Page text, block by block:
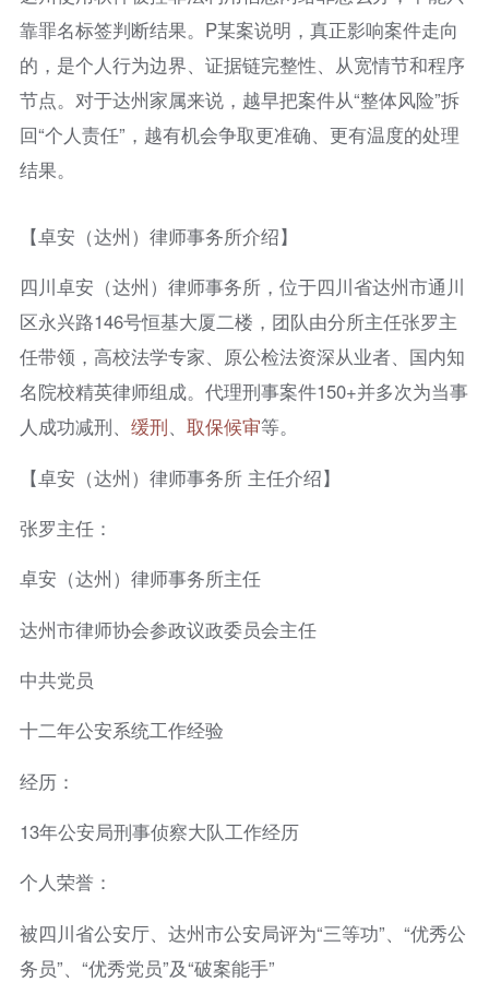
靠罪名标签判断结果。P某案说明，真正影响案件走向
的，是个人行为边界、证据链完整性、从宽情节和程序
节点。对于达州家属来说，越早把案件从“整体风险”拆
回“个人责任”，越有机会争取更准确、更有温度的处理
结果。
【卓安（达州）律师事务所介绍】
四川卓安（达州）律师事务所，位于四川省达州市通川
区永兴路146号恒基大厦二楼，团队由分所主任张罗主
任带领，高校法学专家、原公检法资深从业者、国内知
名院校精英律师组成。代理刑事案件150+并多次为当事
人成功减刑、 缓刑、 取保候审等。
【卓安（达州）律师事务所 主任介绍】
张罗主任：
卓安（达州）律师事务所主任
达州市律师协会参政议政委员会主任
中共党员
十二年公安系统工作经验
经历：
13年公安局刑事侦察大队工作经历
个人荣誉：
被四川省公安厅、达州市公安局评为“三等功”、“优秀公
务员”、“优秀党员”及“破案能手”